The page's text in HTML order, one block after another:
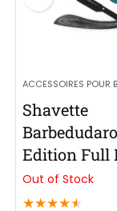
ACCESSOIRES POUR
Shavette
Edition Full
Out of Stock
★★★★★